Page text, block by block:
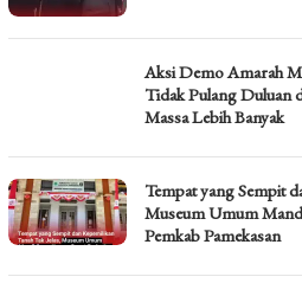
Aksi Demo Amarah
Tidak Pulang Duluan
Massa Lebih Banyak
Tempat yang Sempit
Museum Umum
Pemkab Pamekasan